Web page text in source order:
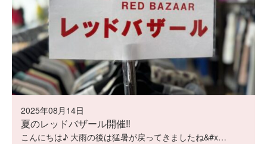
2025年08月14日
夏のレッドバザール開催‼️
こんにちは♪ 大雨の後は猛暑が戻ってきましたね&#x…